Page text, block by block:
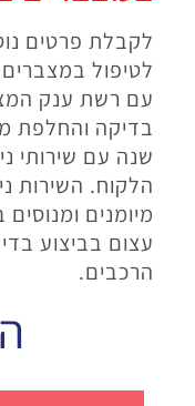
לקבלת פרטים
לטיפול
עם רשת ענק
בדיקה והחלפת
שנה עם שירותי
הלקוח. השירות
מיומנים
עצום בביצוע
הרכבים.